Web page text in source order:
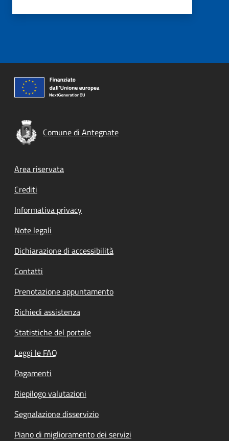
Comune di Antegnate
Footer menu
Area riservata
Crediti
Informativa privacy
Note legali
Dichiarazione di accessibilità
Contatti
Prenotazione appuntamento
Richiedi assistenza
Statistiche del portale
Leggi le FAQ
Pagamenti
Riepilogo valutazioni
Segnalazione disservizio
Piano di miglioramento dei servizi